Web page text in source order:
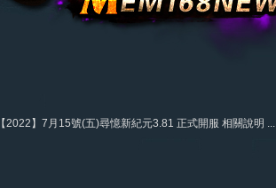
【2022】7月15號(五)尋憶新紀元3.81 正式開服 相關說明 ...